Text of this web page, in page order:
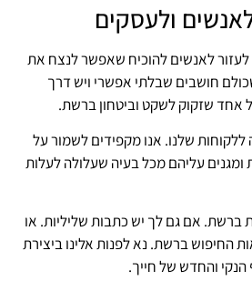
ולעסקים
לעזור לאנשים להוכיח שאפשר לנצח את
חושבים שבלתי אפשרי ויש דרך
אחד שזקוק לשקט וביטחון ברשת.
שלנו. אנו מקפידים לשמור על
עליהם מכל בעיה שעלולה לעלות
ברשת. אם גם לך יש כתבות שליליות. או
החיפוש ברשת. נא לפנות אלינו ביצירת
והחדש של חייך.